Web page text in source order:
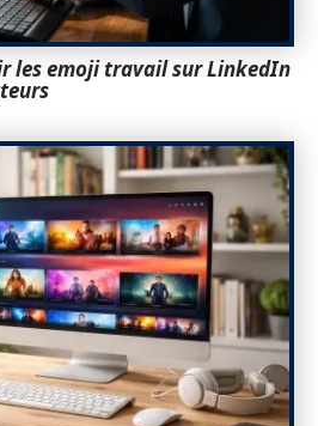
les emoji travail sur LinkedIn